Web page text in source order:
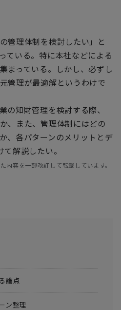
管理体制を検討したい」と
ている。特に本社などによる
まっている。しかし、必ずし
管理が最適解というわけで
の知財管理を検討する際、
、また、管理体制にはどの
、各パターンのメリットとデ
解説したい。
内容を一部改訂して転載しています。
論点
ン整理